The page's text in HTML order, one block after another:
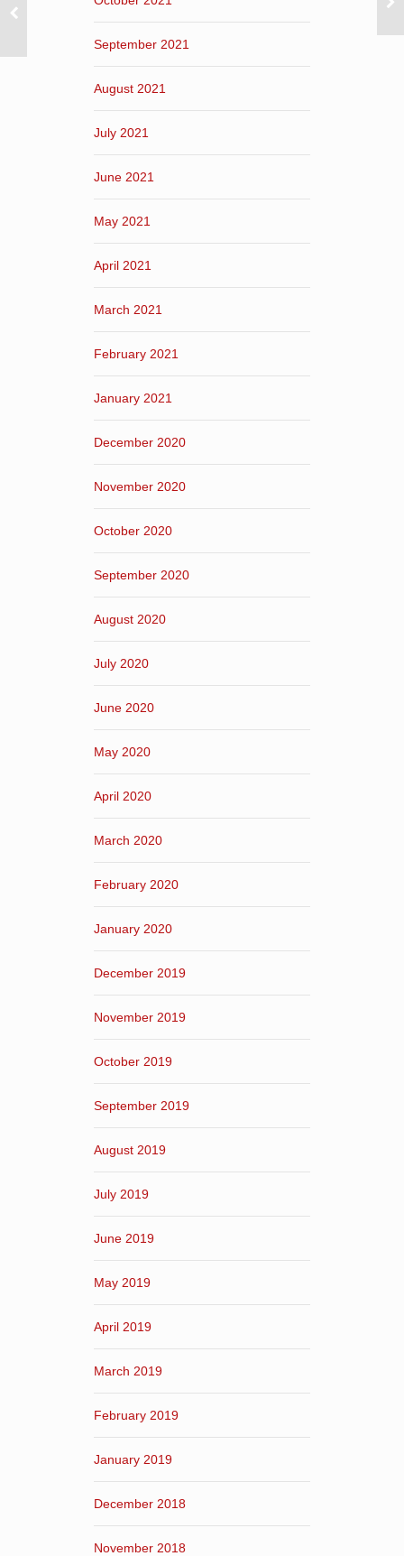
September 2021
August 2021
July 2021
June 2021
May 2021
April 2021
March 2021
February 2021
January 2021
December 2020
November 2020
October 2020
September 2020
August 2020
July 2020
June 2020
May 2020
April 2020
March 2020
February 2020
January 2020
December 2019
November 2019
October 2019
September 2019
August 2019
July 2019
June 2019
May 2019
April 2019
March 2019
February 2019
January 2019
December 2018
November 2018